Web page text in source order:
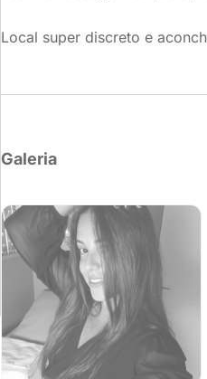
Local super discreto e
Galeria